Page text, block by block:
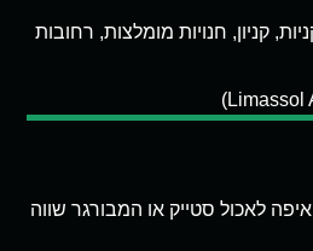
קניון, חנויות מומלצות, רחובות
לאכול סטייק או המבורגר שווה